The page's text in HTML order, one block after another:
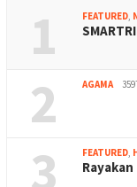
1 FEATURED
2 AGAMA
3 FEATURED